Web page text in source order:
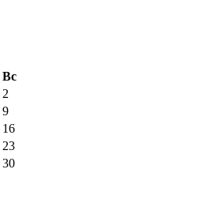
Вс
2
9
16
23
30